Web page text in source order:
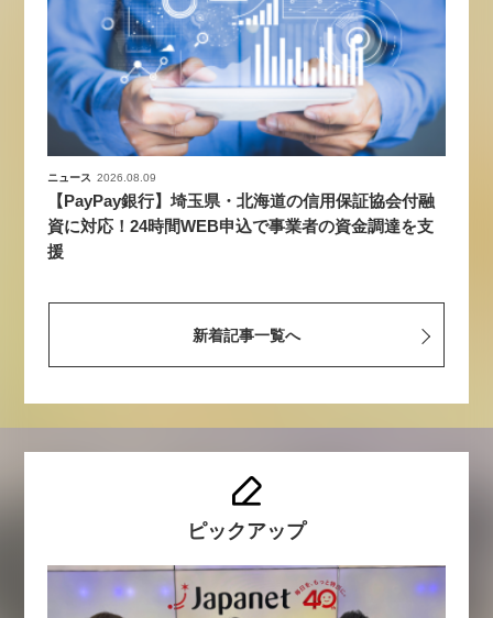
ニュース 2026.08.09
【PayPay銀行】埼玉県・北海道の信用保証協会付融
資に対応！24時間WEB申込で事業者の資金調達を支
援
新着記事一覧へ
ピックアップ